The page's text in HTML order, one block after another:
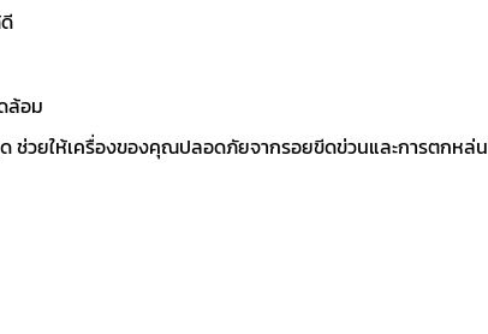
ล้อม
ช่วยให้เครื่องของคุณปลอดภัยจากรอยขีดข่วนและการตกหล่น